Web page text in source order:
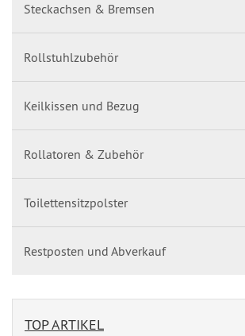
Steckachsen & Bremsen
Rollstuhlzubehör
Keilkissen und Bezug
Rollatoren & Zubehör
Toilettensitzpolster
Restposten und Abverkauf
TOP ARTIKEL